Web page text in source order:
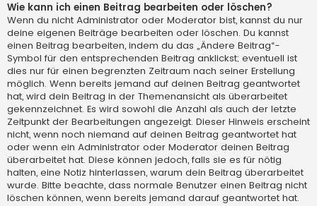
Wie kann ich einen Beitrag bearbeiten oder löschen?
Wenn du nicht Administrator oder Moderator bist, kannst du nur
deine eigenen Beiträge bearbeiten oder löschen. Du kannst
einen Beitrag bearbeiten, indem du das „Ändere Beitrag“-
Symbol für den entsprechenden Beitrag anklickst; eventuell ist
dies nur für einen begrenzten Zeitraum nach seiner Erstellung
möglich. Wenn bereits jemand auf deinen Beitrag geantwortet
hat, wird dein Beitrag in der Themenansicht als überarbeitet
gekennzeichnet. Es wird sowohl die Anzahl als auch der letzte
Zeitpunkt der Bearbeitungen angezeigt. Dieser Hinweis erscheint
nicht, wenn noch niemand auf deinen Beitrag geantwortet hat
oder wenn ein Administrator oder Moderator deinen Beitrag
überarbeitet hat. Diese können jedoch, falls sie es für nötig
halten, eine Notiz hinterlassen, warum dein Beitrag überarbeitet
wurde. Bitte beachte, dass normale Benutzer einen Beitrag nicht
löschen können, wenn bereits jemand darauf geantwortet hat.